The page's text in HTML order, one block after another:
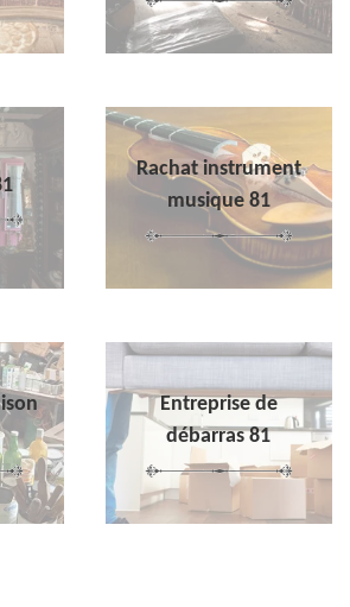
Rachat instrument
musique 81
Entreprise de
débarras 81